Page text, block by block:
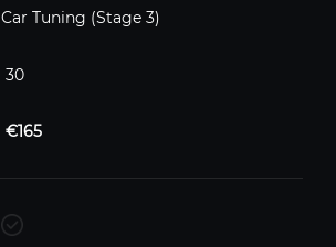
Car Tuning (Stage 3)
30
€165